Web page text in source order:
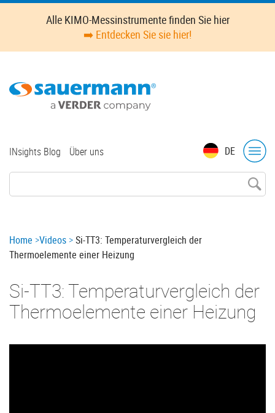
Skip
content
Alle KIMO-Messinstrumente finden Sie hier
➡️ Entdecken Sie sie hier!
DE
Top
INsights Blog Über uns
Breadcrumb
Home Videos
Si-TT3: Temperaturvergleich der
Thermoelemente einer Heizung
Si-TT3: Temperaturvergleich der
Thermoelemente einer Heizung